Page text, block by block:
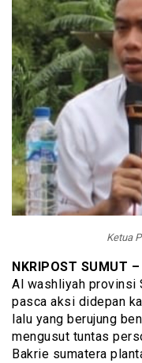
Ketua
NKRIPOST SUMUT –
Al washliyah provinsi
pasca aksi didepan
lalu yang berujung
mengusut tuntas
Bakrie sumatera